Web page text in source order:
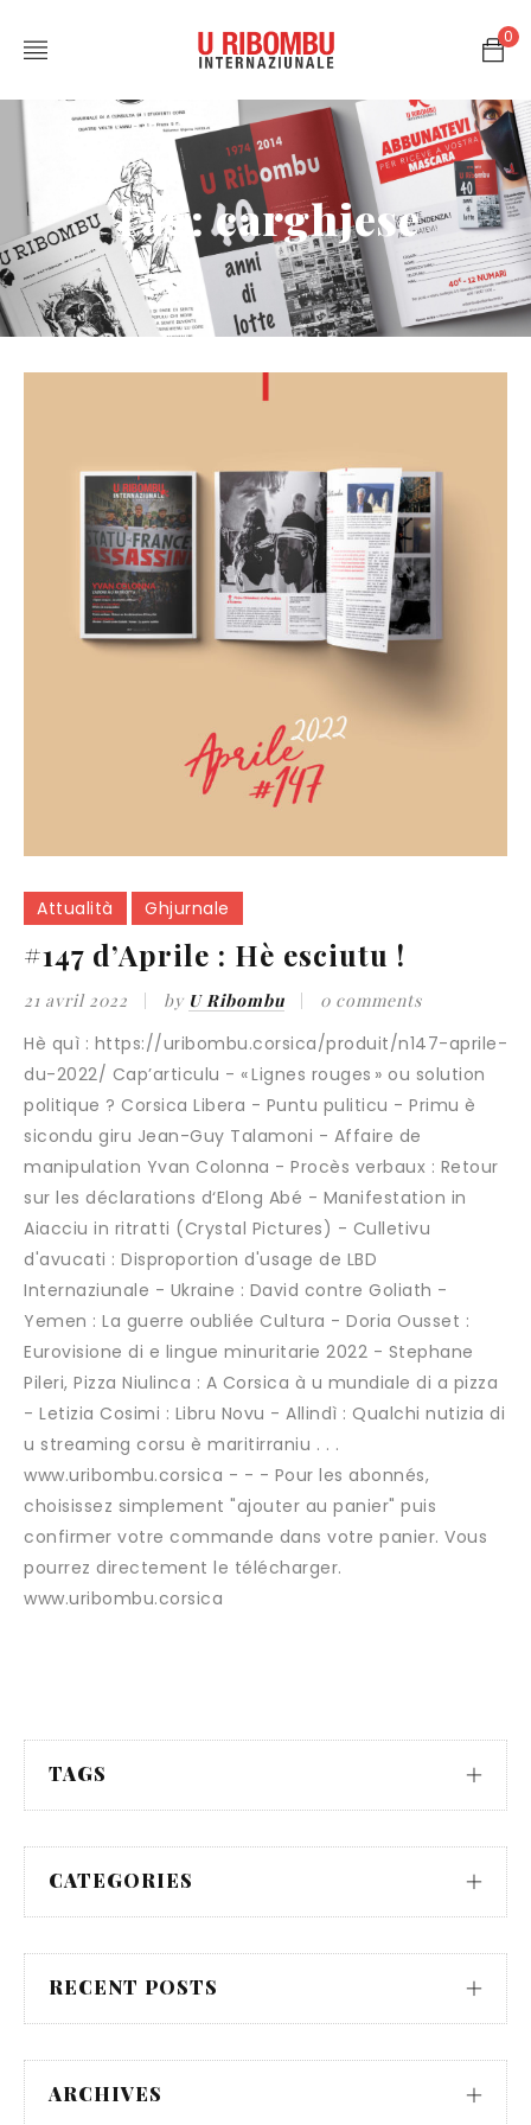
0
Tag: carghjese
Attualità Ghjurnale
#147 d’Aprile : Hè esciutu !
21 avril 2022 by U Ribombu 0 comments
Hè quì : https://uribombu.corsica/produit/n147-aprile-
du-2022/ Cap’articulu - « Lignes rouges » ou solution
politique ? Corsica Libera - Puntu puliticu - Primu è
sicondu giru Jean-Guy Talamoni - Affaire de
manipulation Yvan Colonna - Procès verbaux : Retour
sur les déclarations d‘Elong Abé - Manifestation in
Aiacciu in ritratti (Crystal Pictures) - Culletivu
d'avucati : Disproportion d'usage de LBD
Internaziunale - Ukraine : David contre Goliath -
Yemen : La guerre oubliée Cultura - Doria Ousset :
Eurovisione di e lingue minuritarie 2022 - Stephane
Pileri, Pizza Niulinca : A Corsica à u mundiale di a pizza
- Letizia Cosimi : Libru Novu - Allindì : Qualchi nutizia di
u streaming corsu è maritirraniu . . .
www.uribombu.corsica - - - Pour les abonnés,
choisissez simplement "ajouter au panier" puis
confirmer votre commande dans votre panier. Vous
pourrez directement le télécharger.
www.uribombu.corsica
TAGS
CATEGORIES
RECENT POSTS
ARCHIVES